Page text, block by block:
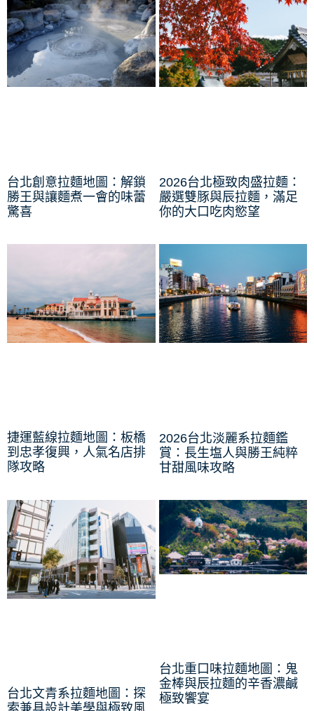
台北創意拉麵地圖：解鎖
勝王與讓麵煮一會的味蕾
驚喜
2026台北極致肉盛拉麵：
嚴選雙豚與辰拉麵，滿足
你的大口吃肉慾望
捷運藍線拉麵地圖：板橋
到忠孝復興，人氣名店排
隊攻略
2026台北淡麗系拉麵鑑
賞：長生塩人與勝王純粹
甘甜風味攻略
台北文青系拉麵地圖：探
台北重口味拉麵地圖：鬼
金棒與辰拉麵的辛香濃鹹
極致饗宴